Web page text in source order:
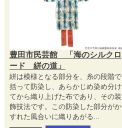
豊田市民芸館 「海のシルクロ
ード 絣の道」
絣は模様となる部分を、糸の段階で
括って防染し、あらかじめ染め分け
てから織り上げた布であり、その装
飾技法です。この防染した部分がか
すれた風合いに織りあがる...